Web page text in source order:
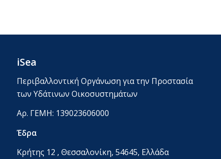
iSea
Περιβαλλοντική Οργάνωση για την Προστασία
των Υδάτινων Οικοσυστημάτων
Αρ. ΓΕΜΗ: 139023606000
Έδρα
Κρήτης 12 , Θεσσαλονίκη, 54645, Ελλάδα